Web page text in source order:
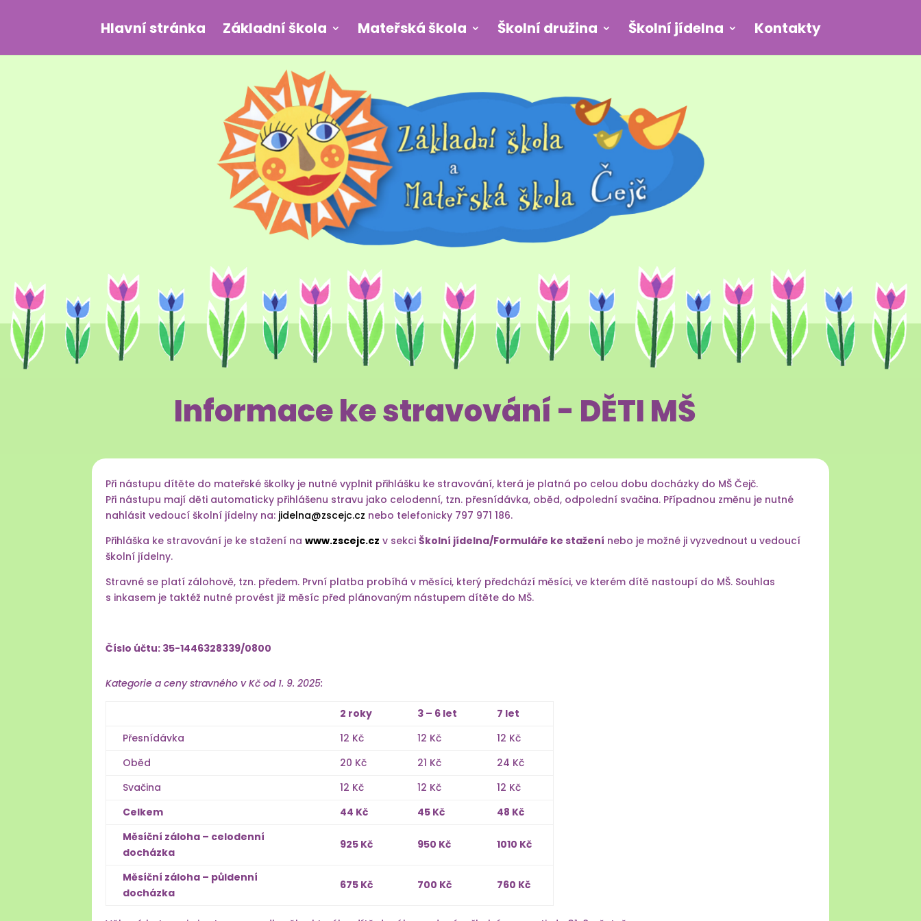
Hlavní stránka Základní škola Mateřská škola Školní družina Školní jídelna Kontakty
Informace ke stravování - DĚTI MŠ
Při nástupu dítěte do mateřské školky je nutné vyplnit přihlášku ke stravování, která je platná po celou dobu docházky do MŠ Čejč.
Při nástupu mají děti automaticky přihlášenu stravu jako celodenní, tzn. přesnídávka, oběd, odpolední svačina. Případnou změnu je nutné
nahlásit vedoucí školní jídelny na: jidelna@zscejc.cz nebo telefonicky 797 971 186.
Přihláška ke stravování je ke stažení nawww.zscejc.cz v sekciŠkolní jídelna/Formuláře ke stažení nebo je možné ji vyzvednout u vedoucí
školní jídelny.
Stravné se platí zálohově, tzn. předem. První platba probíhá v měsíci, který předchází měsíci, ve kterém dítě nastoupí do MŠ. Souhlas
s inkasem je taktéž nutné provést již měsíc před plánovaným nástupem dítěte do MŠ.
Číslo účtu: 35-1446328339/0800
Kategorie a ceny stravného v Kč od 1. 9. 2025:
2 roky 3 – 6 let
7 let
Přesnídávka
12 Kč 12 Kč
12 Kč
Oběd
20 Kč 21 Kč
24 Kč
Svačina
12 Kč 12 Kč
12 Kč
Celkem
44 Kč 45 Kč
48 Kč
Měsíční záloha – celodenní
docházka
925 Kč 950 Kč 1010 Kč
Měsíční záloha – půldenní
docházka
675 Kč 700 Kč 760 Kč